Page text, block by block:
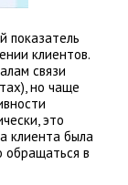
показатель
клиентов.
связи
но чаще
это
клиента была
обращаться в